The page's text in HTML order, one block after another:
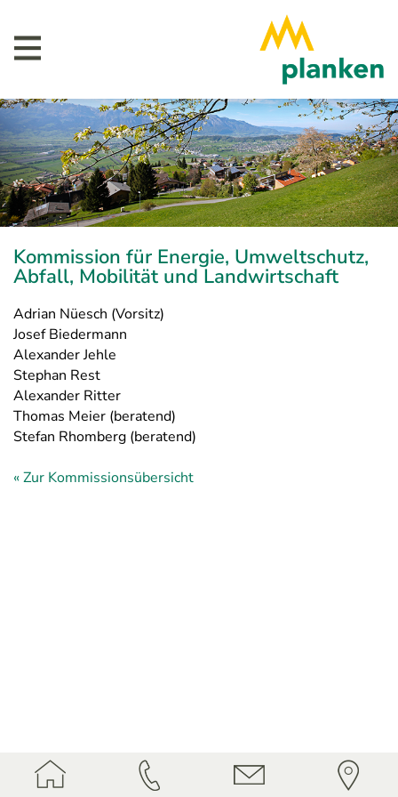
Kommission für Energie, Umweltschutz,
Abfall, Mobilität und Landwirtschaft
Adrian Nüesch (Vorsitz)
Josef Biedermann
Alexander Jehle
Stephan Rest
Alexander Ritter
Thomas Meier (beratend)
Stefan Rhomberg (beratend)
« Zur Kommissionsübersicht